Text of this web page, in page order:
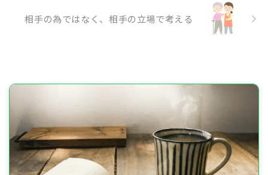
相手の為ではなく、相手の立場で考える